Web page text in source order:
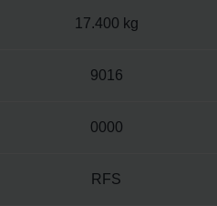
17.400 kg
9016
0000
RFS